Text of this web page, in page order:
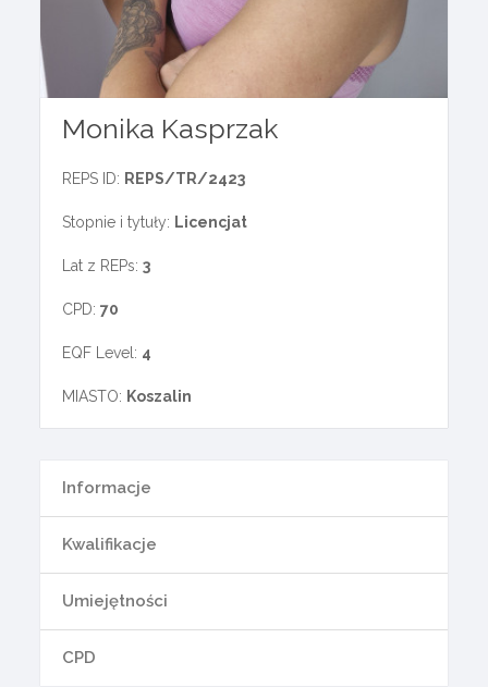
Monika Kasprzak
REPS ID: REPS/TR/2423
Stopnie i tytuły: Licencjat
Lat z REPs:3
CPD:70
EQF Level: 4
MIASTO: Koszalin
Informacje
Kwalifikacje
Umiejętności
CPD